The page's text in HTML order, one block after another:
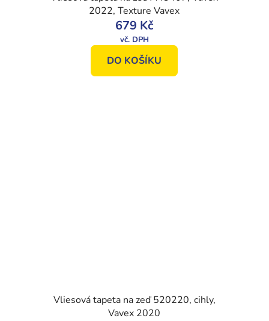
2022, Texture Vavex
679 Kč
DO KOŠÍKU
Vliesová tapeta na zeď 520220, cihly,
Vavex 2020